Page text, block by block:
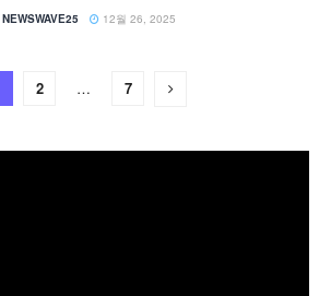
NEWSWAVE25 12월 26, 2025
2 … 7